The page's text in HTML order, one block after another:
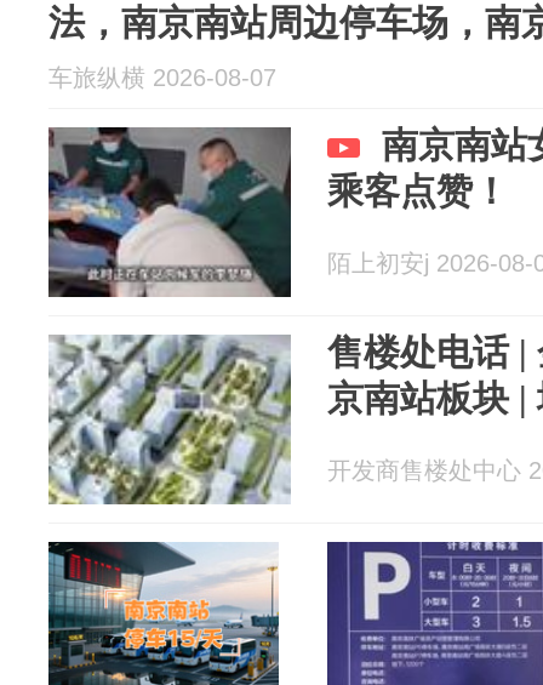
法，南京南站周边停车场，南
车旅纵横 2026-08-07
南京南站
乘客点赞！
陌上初安j 2026-08-
售楼处电话 |
京南站板块 |
开发商售楼处中心